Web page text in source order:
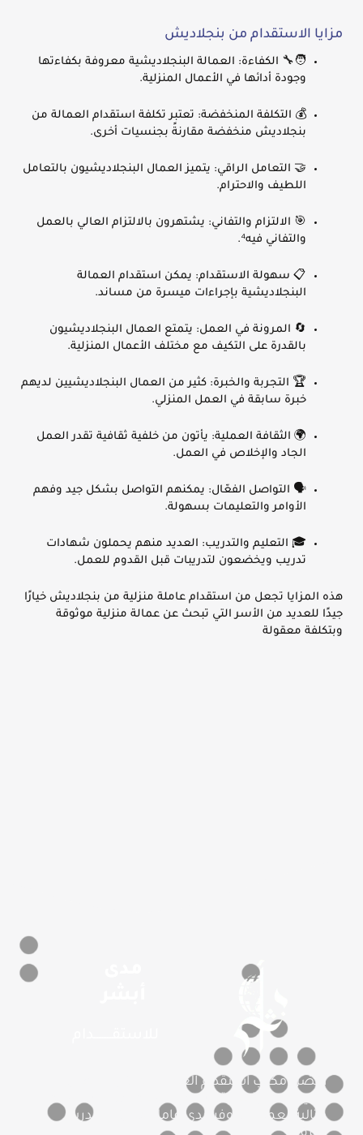
مزايا الاستقدام من بنجلاديش
🧑‍🔧 الكفاءة: العمالة البنجلاديشية معروفة بكفاءتها
وجودة أدائها في الأعمال المنزلية.
💰 التكلفة المنخفضة: تعتبر تكلفة استقدام العمالة من
بنجلاديش منخفضة مقارنةً بجنسيات أخرى.
🤝 التعامل الراقي: يتميز العمال البنجلاديشيون بالتعامل
اللطيف والاحترام.
🎯 الالتزام والتفاني: يشتهرون بالالتزام العالي بالعمل
والتفاني فيه⁴.
📋 سهولة الاستقدام: يمكن استقدام العمالة
البنجلاديشية بإجراءات ميسرة من مساند.
🔄 المرونة في العمل: يتمتع العمال البنجلاديشيون
بالقدرة على التكيف مع مختلف الأعمال المنزلية.
🏆 التجربة والخبرة: كثير من العمال البنجلاديشيين لديهم
خبرة سابقة في العمل المنزلي.
🌍 الثقافة العملية: يأتون من خلفية ثقافية تقدر العمل
الجاد والإخلاص في العمل.
🗣️ التواصل الفعّال: يمكنهم التواصل بشكل جيد وفهم
الأوامر والتعليمات بسهولة.
🎓 التعليم والتدريب: العديد منهم يحملون شهادات
تدريب ويخضعون لتدريبات قبل القدوم للعمل.
هذه المزايا تجعل من استقدام عاملة منزلية من بنجلاديش خيارًا
جيدًا للعديد من الأسر التي تبحث عن عمالة منزلية موثوقة
وبتكلفة معقولة
أفضل مكتب استقدام العمالة المنزلية بمعايير
دولية ومهنية عالية، نسعى لتقديم تجربة استقدام
مثالية لعملائنا، نوفر أيدى عاملة مميزة ومدربة